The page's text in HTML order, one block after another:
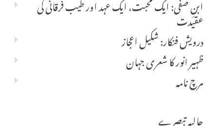
ابنِ صفی: ایک محبت، ایک عہد اور طیب فرقانی کی
عقیدت
درویش فنکار: شکیل اعجاز
ظہیر انور کا شعری جہان
مرچ نامہ
حالیہ تبصرے